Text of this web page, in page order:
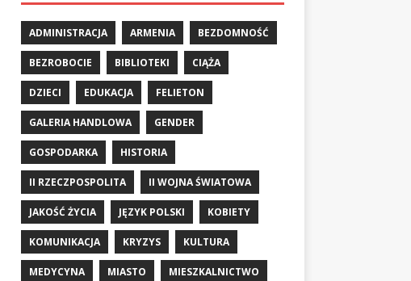
ADMINISTRACJA ARMENIA BEZDOMNOŚĆ
BEZROBOCIE BIBLIOTEKI CIĄŻA
DZIECI EDUKACJA FELIETON
GALERIA HANDLOWA GENDER
GOSPODARKA HISTORIA
II RZECZPOSPOLITA II WOJNA ŚWIATOWA
JAKOŚĆ ŻYCIA JĘZYK POLSKI KOBIETY
KOMUNIKACJA KRYZYS KULTURA
MEDYCYNA MIASTO MIESZKALNICTWO